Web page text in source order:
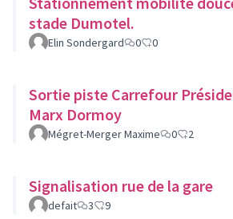
stade Dumotel.
Elin Sondergard 0 0
Sortie piste Carrefour
Marx Dormoy
Mégret-Merger Maxime 0 2
Signalisation rue de la gare
defait 3 9